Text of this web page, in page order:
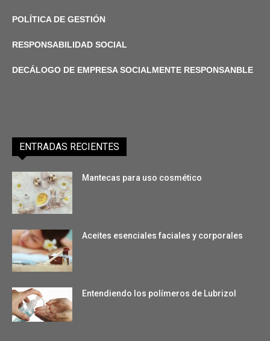
POLÍTICA DE GESTIÓN
RESPONSABILIDAD SOCIAL
DECÁLOGO DE EMPRESA SOCIALMENTE RESPONSANBLE
ENTRADAS RECIENTES
Mantecas para uso cosmético
Aceites esenciales faciales y corporales
Entendiendo los polímeros de Lubrizol